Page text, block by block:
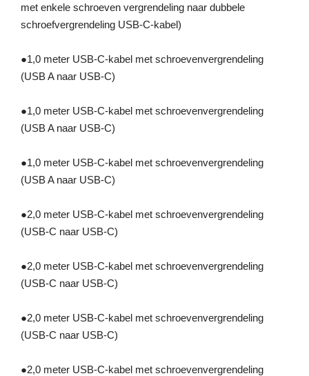
met enkele schroeven vergrendeling naar dubbele
schroefvergrendeling USB-C-kabel)
●1,0 meter USB-C-kabel met schroevenvergrendeling
(USB A naar USB-C)
●1,0 meter USB-C-kabel met schroevenvergrendeling
(USB A naar USB-C)
●1,0 meter USB-C-kabel met schroevenvergrendeling
(USB A naar USB-C)
●2,0 meter USB-C-kabel met schroevenvergrendeling
(USB-C naar USB-C)
●2,0 meter USB-C-kabel met schroevenvergrendeling
(USB-C naar USB-C)
●2,0 meter USB-C-kabel met schroevenvergrendeling
(USB-C naar USB-C)
●2,0 meter USB-C-kabel met schroevenvergrendeling